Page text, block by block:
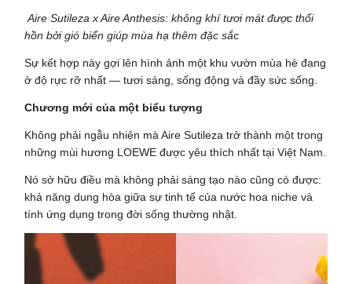
Aire Sutileza x Aire Anthesis: không khí tươi mát được thổi
hồn bởi gió biển giúp mùa hạ thêm đặc sắc
Sự kết hợp này gợi lên hình ảnh một khu vườn mùa hè đang
ở độ rực rỡ nhất — tươi sáng, sống động và đầy sức sống.
Chương mới của một biểu tượng
Không phải ngẫu nhiên mà Aire Sutileza trở thành một trong
những mùi hương LOEWE được yêu thích nhất tại Việt Nam.
Nó sở hữu điều mà không phải sáng tạo nào cũng có được:
khả năng dung hòa giữa sự tinh tế của nước hoa niche và
tính ứng dụng trong đời sống thường nhật.